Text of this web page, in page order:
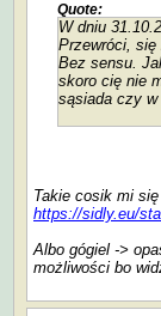
Quote:
W dniu
Przewróci, się
Bez sensu.
skoro cię nie
sąsiada czy w
Takie cosik mi
https://sidly.eu/
Albo gógiel ->
możliwości bo